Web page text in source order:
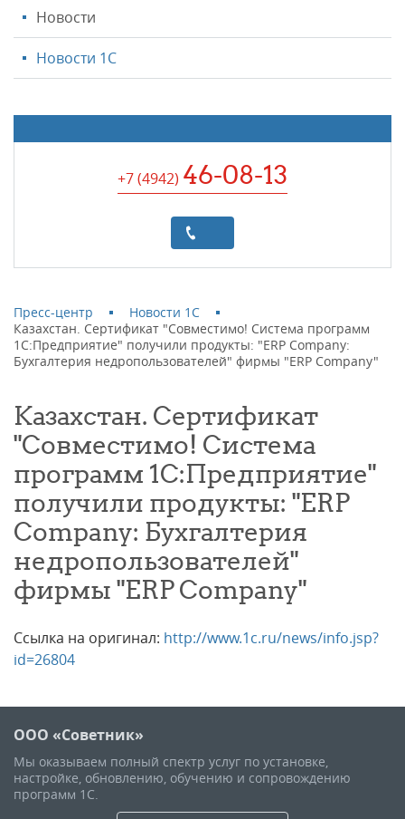
Новости
Новости 1С
+7 (4942) 46-08-13
Пресс-центр
Новости 1С
Казахстан. Сертификат "Совместимо! Система программ
1С:Предприятие" получили продукты: "ERP Company:
Бухгалтерия недропользователей" фирмы "ERP Company"
Казахстан. Сертификат
"Совместимо! Система
программ 1С:Предприятие"
получили продукты: "ERP
Company: Бухгалтерия
недропользователей"
фирмы "ERP Company"
Ссылка на оригинал: http://www.1c.ru/news/info.jsp?
id=26804
ООО «Советник»
Мы оказываем полный спектр услуг по установке,
настройке, обновлению, обучению и сопровождению
программ 1С.